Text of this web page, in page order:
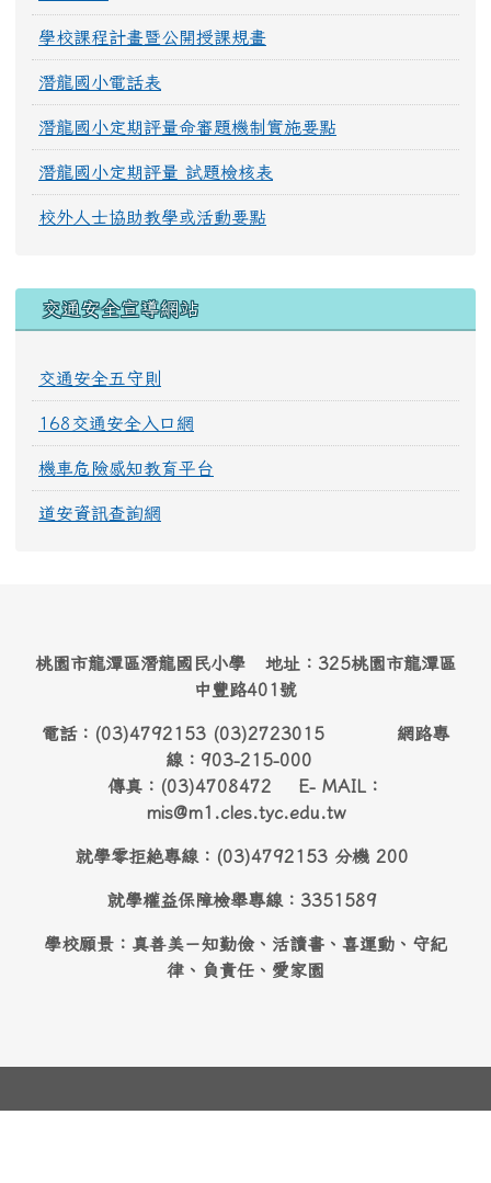
學校課程計畫暨公開授課規畫
潛龍國小電話表
潛龍國小定期評量命審題機制實施要點
潛龍國小定期評量 試題檢核表
校外人士協助教學或活動要點
交通安全宣導網站
交通安全五守則
168交通安全入口網
機車危險感知教育平台
道安資訊查詢網
桃園市龍潭區潛龍國民小學 地址：325桃園市龍潭區
中豐路401號
電話：(03)4792153 (03)2723015 網路專
線：903-215-000
傳真：(03)4708472 E- MAIL：
mis@m1.cles.tyc.edu.tw
就學零拒絶專線：(03)4792153 分機 200
就學權益保障檢舉專線：3351589
學校願景：真善美－知勤儉、活讀書、喜運動、守紀
律、負責任、愛家園